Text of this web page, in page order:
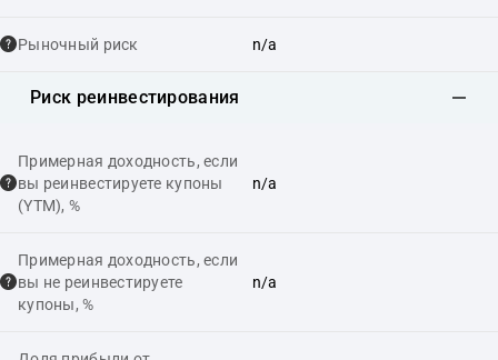
Рыночный риск n/a
Риск реинвестирования
Примерная доходность, если
вы реинвестируете купоны
(YTM), %
n/a
Примерная доходность, если
вы не реинвестируете
купоны, %
n/a